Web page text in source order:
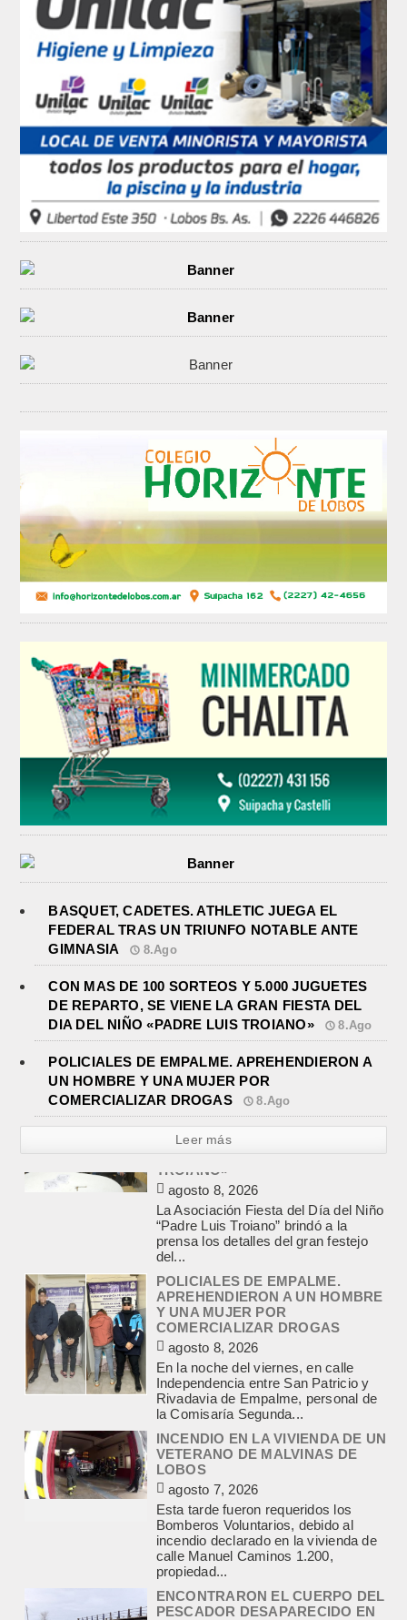
BASQUET, CADETES. ATHLETIC JUEGA EL
FEDERAL TRAS UN TRIUNFO NOTABLE ANTE
GIMNASIA
8.Ago
CON MAS DE 100 SORTEOS Y 5.000 JUGUETES
DE REPARTO, SE VIENE LA GRAN FIESTA DEL
DIA DEL NIÑO «PADRE LUIS TROIANO»
8.Ago
POLICIALES DE EMPALME. APREHENDIERON A
UN HOMBRE Y UNA MUJER POR
COMERCIALIZAR DROGAS
8.Ago
Leer más
POLICIALES DE EMPALME.
APREHENDIERON A UN HOMBRE
Y UNA MUJER POR
COMERCIALIZAR DROGAS
agosto 8, 2026
Independencia entre San Patricio y
Rivadavia de Empalme, personal de
la Comisaría Segunda...
INCENDIO EN LA VIVIENDA DE UN
VETERANO DE MALVINAS DE
LOBOS
agosto 7, 2026
Esta tarde fueron requeridos los
incendio declarado en la vivienda de
calle Manuel Caminos 1.200,
propiedad...
ENCONTRARON EL CUERPO DEL
PESCADOR DESAPARECIDO EN
EL ARROYO SALADILLO
agosto 7, 2026
Un helicóptero que participaba de la
vida de la persona que se buscaba
en...